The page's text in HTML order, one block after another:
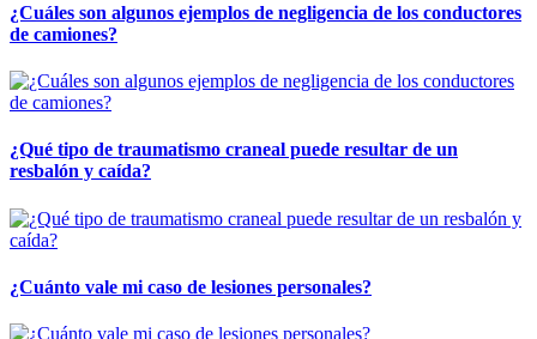
¿Cuáles son algunos ejemplos de negligencia de los conductores
de camiones?
¿Qué tipo de traumatismo craneal puede resultar de un
resbalón y caída?
¿Cuánto vale mi caso de lesiones personales?